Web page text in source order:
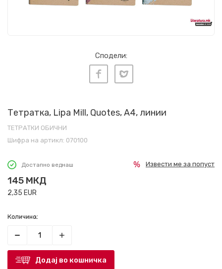
Сподели:
Тетратка, Lipa Mill, Quotes, A4, линии
ТЕТРАТКИ ОБИЧНИ
Шифра на артикл: 070100
Достапно веднаш
145 МКД
2,35 EUR
Извести ме за попуст
Количина:
Додај во кошничка